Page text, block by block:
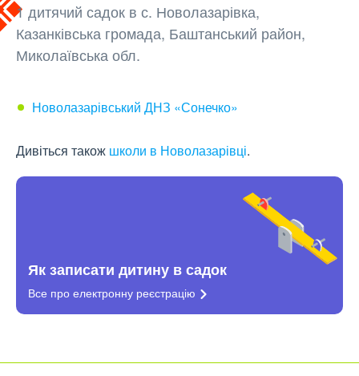
1 дитячий садок в с. Новолазарівка,
Казанківська громада, Баштанський район,
Миколаївська обл.
Новолазарівський ДНЗ «Сонечко»
Дивіться також школи в Новолазарівці.
Як записати дитину в садок
Все про електронну реєстрацію